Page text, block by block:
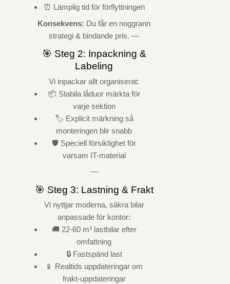
⏰ Lämplig tid för förflyttningen
Konsekvens: Du får en noggrann
strategi & bindande pris. —
🎯 Steg 2: Inpackning &
Labeling
Vi inpackar allt organiserat:
📦 Stabila låduor märkta för
varje sektion
🏷️ Explicit märkning så
monteringen blir snabb
🛡️ Speciell försiktighet för
varsam IT-material
—
🎯 Steg 3: Lastning & Frakt
Vi nyttjar moderna, säkra bilar
anpassade för kontor:
🚚 22-60 m³ lastbilar efter
omfattning
🔒 Fastspänd last
📱 Realtids uppdateringar om
frakt-uppdateringar